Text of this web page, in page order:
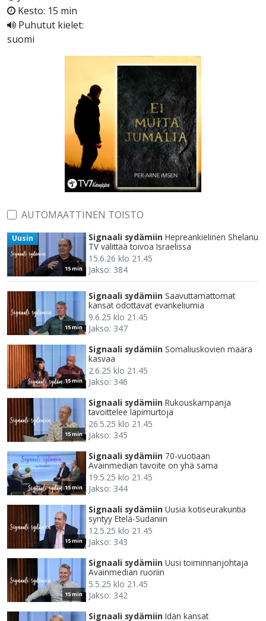
Kesto: 15 min
Puhutut kielet:
suomi
AUTOMAATTINEN TOISTO
15 min
Uusin Signaali sydämiin Hepreankielinen Shelanu
TV välittää toivoa Israelissa
15.6.26 klo 21.45
Jakso: 384
15 min
Signaali sydämiin Saavuttamattomat
kansat odottavat evankeliumia
9.6.25 klo 21.45
Jakso: 347
15 min
Signaali sydämiin Somaliuskovien määrä
kasvaa
2.6.25 klo 21.45
Jakso: 346
15 min
Signaali sydämiin Rukouskampanja
tavoittelee läpimurtoja
26.5.25 klo 21.45
Jakso: 345
15 min
Signaali sydämiin 70-vuotiaan
Avainmedian tavoite on yhä sama
19.5.25 klo 21.45
Jakso: 344
15 min
Signaali sydämiin Uusia kotiseurakuntia
syntyy Etelä-Sudaniin
12.5.25 klo 21.45
Jakso: 343
15 min
Signaali sydämiin Uusi toiminnanjohtaja
Avainmedian ruoriin
5.5.25 klo 21.45
Jakso: 342
Signaali sydämiin Idän kansat